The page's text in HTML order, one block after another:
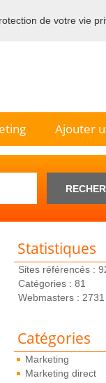
Ajouter
Statistiques
Sites référencés :
Catégories : 81
Webmasters : 2731
Catégories
Marketing
Marketing direct
de votre vie